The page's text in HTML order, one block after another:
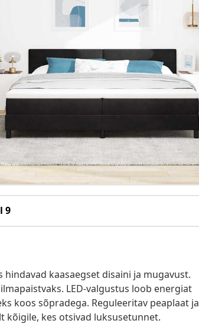
9
kaasaegset disaini ja mugavust.
LED-valgustus loob energiat
koos sõpradega. Reguleeritav peaplaat ja
kõigile, kes otsivad luksusetunnet.